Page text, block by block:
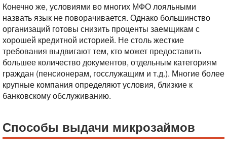
Конечно же, условиями во многих МФО лояльными
назвать язык не поворачивается. Однако большинство
организаций готовы снизить проценты заемщикам с
хорошей кредитной историей. Не столь жесткие
требования выдвигают тем, кто может предоставить
большее количество документов, отдельным категориям
граждан (пенсионерам, госслужащим и т.д.). Многие более
крупные компания определяют условия, близкие к
банковскому обслуживанию.
Способы выдачи микрозаймов